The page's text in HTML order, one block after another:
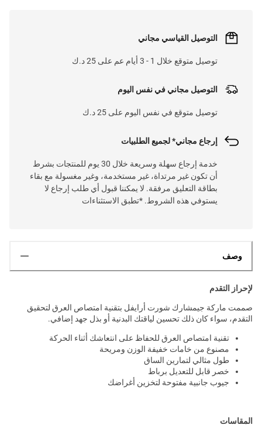
التوصيل القياسي مجاني
توصيل متوقع خلال 1 - 3 أيام عم على 25 د.ك
التوصيل مجاني في نفس اليوم
توصيل متوقع في نفس اليوم على 25 د.ك
إرجاع مجاني* لجميع الطلبيات
خدمة إرجاع سهلة وسريعة خلال 30 يوم للمنتجات بشرط
أن تكون غير مرتداة، غير مستخدمة، وغير مغسولة مع بقاء
بطاقة التعليق مرفقة. لا يمكننا قبول أي طلب إرجاع لا
يستوفي هذه الشروط. *تطبق الاستثناءات
وصف
لإحراز التقدم
صممت ماركة جيمشارك شورت أرايفل بتقنية امتصاص العرق لتحقيق
التقدم، سواء كان ذلك تحسين لياقتك البدنية أو بذل جهد إضافي.
تقنية امتصاص العرق للحفاظ على انتعاشك أثناء الحركة
مصنوع من خامات خفيفة الوزن ومريحة
طول مثالي لتمارين الساق
خصر قابل للتعديل برباط
جيوب جانبية مفتوحة لتخزين أغراضك
المقاسات